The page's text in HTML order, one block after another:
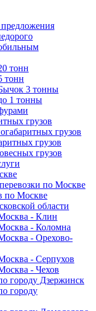
тонн
тонн
3 тонны
1 тонны
грузов
грузов
грузов
грузов
по Москве
по Москве
области
- Клин
- Коломна
- Орехово-
- Серпухов
- Чехов
городу Дзержинск
городу